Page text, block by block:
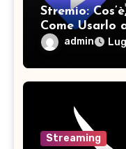
Stremio:
Come Usarlo
Completa
admin
Streaming